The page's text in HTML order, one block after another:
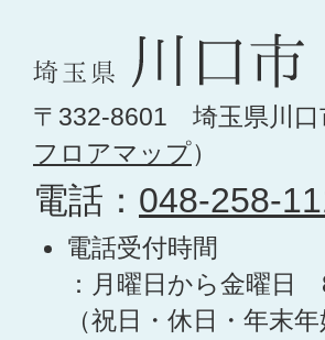
〒332-8601 埼玉県川口
フロアマップ）
電話： 048-258-
電話受付時間
：月曜日から金曜日
（祝日・休日・年末年